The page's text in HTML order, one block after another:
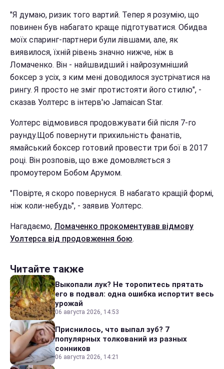
"Я думаю, ризик того вартий. Тепер я розумію, що
повинен був набагато краще підготуватися. Обидва
моїх спаринг-партнери були лівшами, але, як
виявилося, їхній рівень значно нижче, ніж в
Ломаченко. Він - найшвидший і найрозумніший
боксер з усіх, з ким мені доводилося зустрічатися на
рингу. Я просто не зміг протистояти його стилю", -
сказав Уолтерс в інтерв'ю Jamaican Star.
Уолтерс відмовився продовжувати бій після 7-го
раунду.Щоб повернути прихильність фанатів,
ямайський боксер готовий провести три бої в 2017
році. Він розповів, що вже домовляється з
промоутером Бобом Арумом.
"Повірте, я скоро повернуся. В набагато кращій формі,
ніж коли-небудь", - заявив Уолтерс.
Нагадаємо, Ломаченко прокоментував відмову
Уолтерса від продовження бою.
Читайте также
Выкопали лук? Не торопитесь прятать
его в подвал: одна ошибка испортит весь
урожай
06 августа 2026, 14:53
Приснилось, что выпал зуб? 7
популярных толкований из разных
сонников
06 августа 2026, 14:21